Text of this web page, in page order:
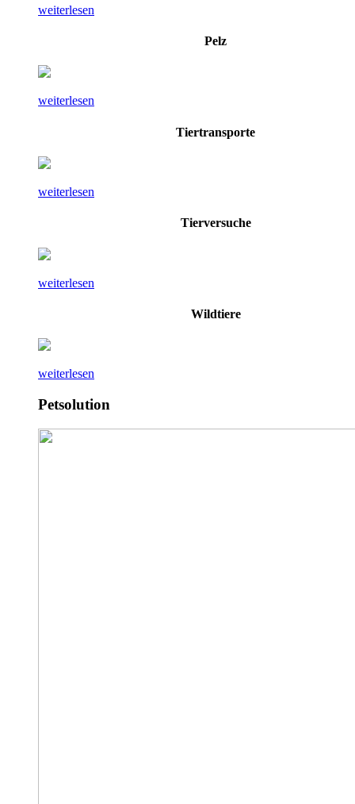
weiterlesen
Pelz
weiterlesen
Tiertransporte
weiterlesen
Tierversuche
weiterlesen
Wildtiere
weiterlesen
Petsolution